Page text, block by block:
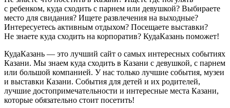
с ребенком, куда сходить с парнем или девушкой? Выбираете
место для свидания? Ищете развлечения на выходные?
Интересуетесь активным отдыхом? Посещаете выставки?
Не знаете куда сходить на корпоратив? КудаКазань поможет!
КудаКазань — это лучший сайт о самых интересных событиях
Казани. Мы знаем куда сходить в Казани с девушкой, с парнем
или большой компанией. У нас только лучшие события, музеи
и выставки Казани. События для детей и их родителей,
лучшие достопримечательности и интересные места Казани,
которые обязательно стоит посетить!